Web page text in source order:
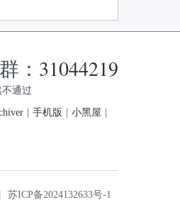
： 31044219
通过
手机版 小黑屋
苏ICP备2024132633号-1